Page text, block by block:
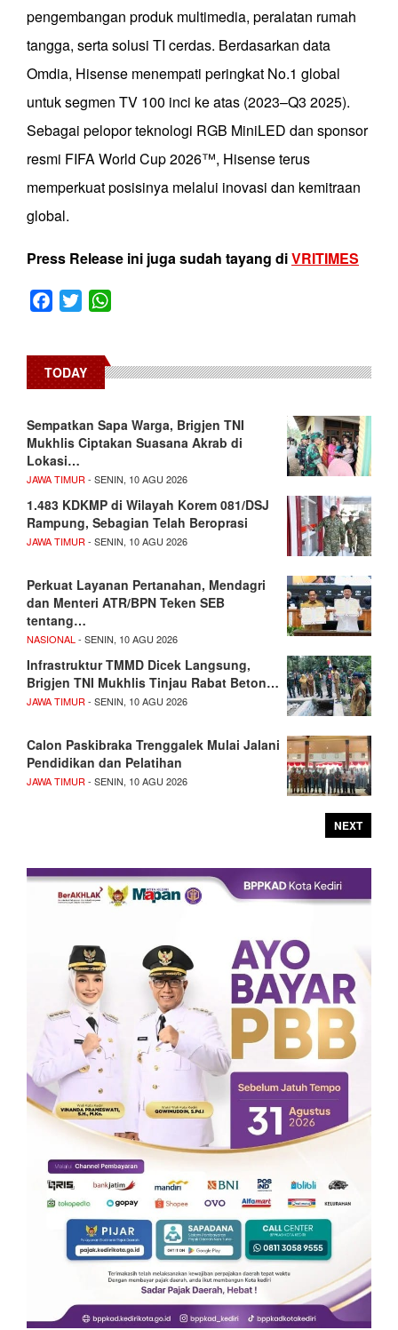
pengembangan produk multimedia, peralatan rumah
tangga, serta solusi TI cerdas. Berdasarkan data
Omdia, Hisense menempati peringkat No.1 global
untuk segmen TV 100 inci ke atas (2023–Q3 2025).
Sebagai pelopor teknologi RGB MiniLED dan sponsor
resmi FIFA World Cup 2026™, Hisense terus
memperkuat posisinya melalui inovasi dan kemitraan
global.
Press Release ini juga sudah tayang diVRITIMES
Facebook
Twitter
TODAY
Sempatkan Sapa Warga, Brigjen TNI
Mukhlis Ciptakan Suasana Akrab di
Lokasi…
JAWA TIMUR- SENIN, 10 AGU 2026
1.483 KDKMP di Wilayah Korem 081/DSJ
Rampung, Sebagian Telah Beroprasi
JAWA TIMUR- SENIN, 10 AGU 2026
Perkuat Layanan Pertanahan, Mendagri
dan Menteri ATR/BPN Teken SEB
tentang…
NASIONAL- SENIN, 10 AGU 2026
Infrastruktur TMMD Dicek Langsung,
Brigjen TNI Mukhlis Tinjau Rabat Beton…
JAWA TIMUR- SENIN, 10 AGU 2026
Calon Paskibraka Trenggalek Mulai Jalani
Pendidikan dan Pelatihan
JAWA TIMUR- SENIN, 10 AGU 2026
NEXT